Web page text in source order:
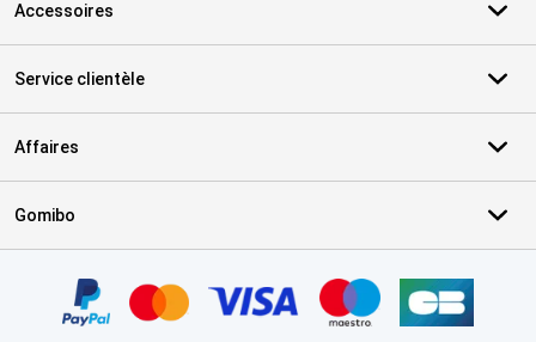
Accessoires
Service clientèle
Affaires
Gomibo